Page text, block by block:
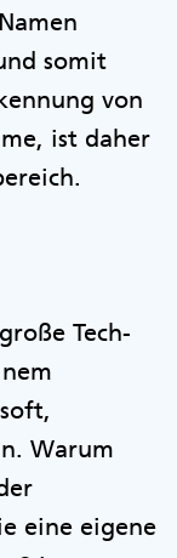
somit
von
ist daher
Tech-
Warum
eine eigene